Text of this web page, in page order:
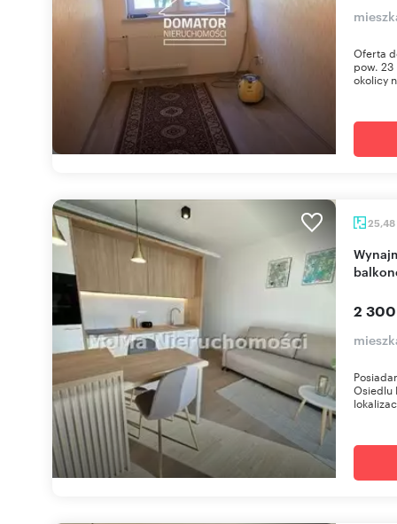
Oferta
pow. 23
okolicy
25,48
Wynajmę nowoczesne 2-pokojowe mieszkanie z
2
Osiedlu